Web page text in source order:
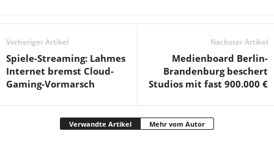
Vorheriger Artikel
Spiele-Streaming: Lahmes
Internet bremst Cloud-
Gaming-Vormarsch
Nächster Artikel
Medienboard Berlin-
Brandenburg beschert
Studios mit fast 900.000 €
Verwandte Artikel Mehr vom Autor